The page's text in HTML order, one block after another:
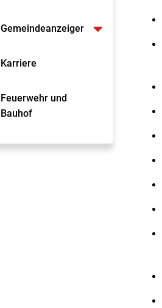
Gemeindeanzeiger
Karriere
Feuerwehr und
Bauhof